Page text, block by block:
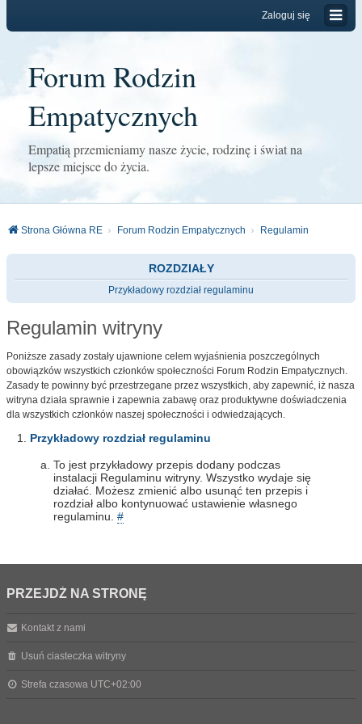
Zaloguj się
Forum Rodzin
Empatycznych
Empatią przemieniamy nasze życie, rodzinę i świat na
lepsze miejsce do życia.
Strona Główna RE Forum Rodzin Empatycznych Regulamin
ROZDZIAŁY
Przykładowy rozdział regulaminu
Regulamin witryny
Poniższe zasady zostały ujawnione celem wyjaśnienia poszczególnych
obowiązków wszystkich członków społeczności Forum Rodzin Empatycznych.
Zasady te powinny być przestrzegane przez wszystkich, aby zapewnić, iż nasza
witryna działa sprawnie i zapewnia zabawę oraz produktywne doświadczenia
dla wszystkich członków naszej społeczności i odwiedzających.
Przykładowy rozdział regulaminu
To jest przykładowy przepis dodany podczas
instalacji Regulaminu witryny. Wszystko wydaje się
działać. Możesz zmienić albo usunąć ten przepis i
rozdział albo kontynuować ustawienie własnego
regulaminu. #
PRZEJDŹ NA STRONĘ
Kontakt z nami
Usuń ciasteczka witryny
Strefa czasowa UTC+02:00